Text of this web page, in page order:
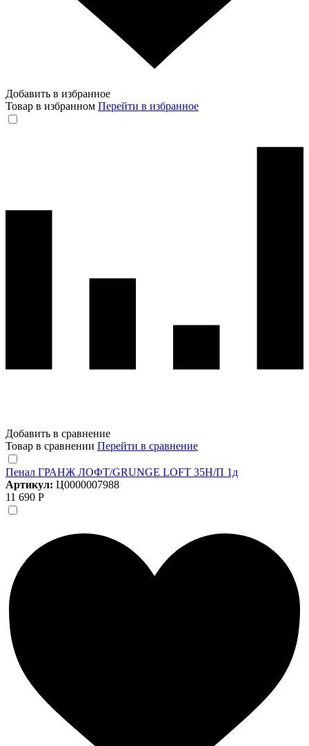
Добавить в избранное
Товар в избранном Перейти в избранное
Добавить в сравнение
Товар в сравнении Перейти в сравнение
Пенал ГРАНЖ ЛОФТ/GRUNGE LOFT 35Н/П 1д
Артикул: Ц0000007988
11 690 Р